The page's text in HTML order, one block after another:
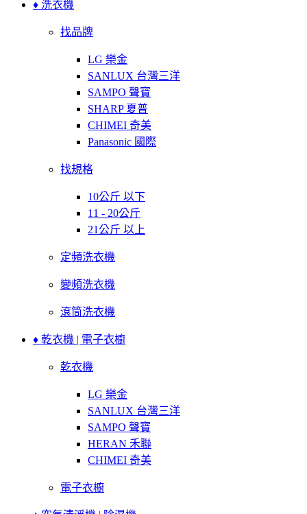
♦ 洗衣機
找品牌
LG 樂金
SANLUX 台灣三洋
SAMPO 聲寶
SHARP 夏普
CHIMEI 奇美
Panasonic 國際
找規格
10公斤 以下
11 - 20公斤
21公斤 以上
定頻洗衣機
變頻洗衣機
滾筒洗衣機
♦ 乾衣機 | 電子衣櫥
乾衣機
LG 樂金
SANLUX 台灣三洋
SAMPO 聲寶
HERAN 禾聯
CHIMEI 奇美
電子衣櫥